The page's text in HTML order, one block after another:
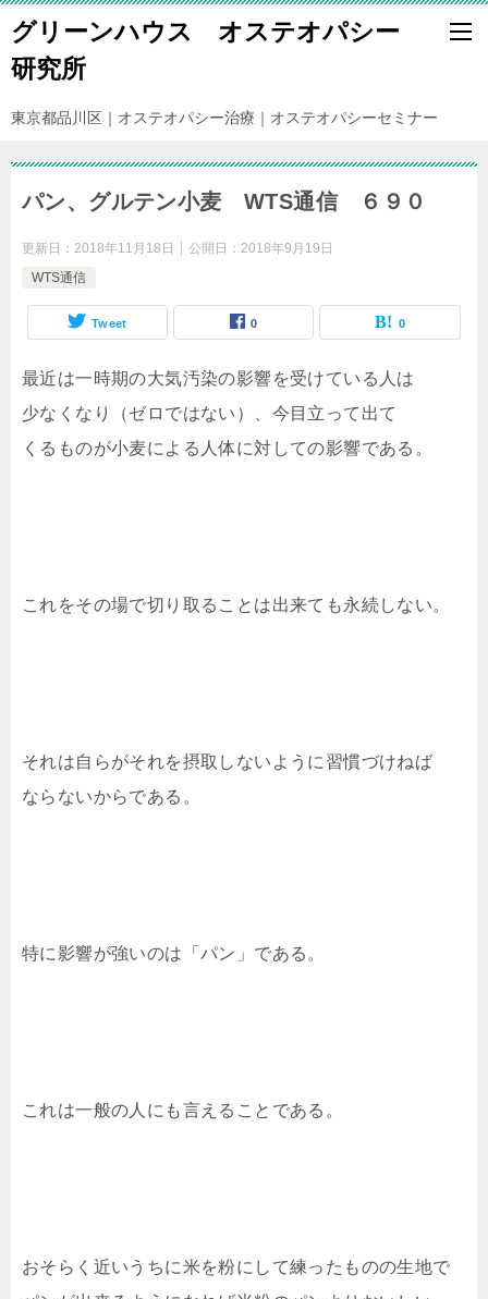
グリーンハウス オステオパシー
研究所
東京都品川区｜オステオパシー治療｜オステオパシーセミナー
パン、グルテン小麦 WTS通信 ６９０
更新日： 2018年11月18日 公開日： 2018年9月19日
WTS通信
Tweet 0 0
最近は一時期の大気汚染の影響を受けている人は
少なくなり（ゼロではない）、今目立って出て
くるものが小麦による人体に対しての影響である。
これをその場で切り取ることは出来ても永続しない。
それは自らがそれを摂取しないように習慣づけねば
ならないからである。
特に影響が強いのは「パン」である。
これは一般の人にも言えることである。
おそらく近いうちに米を粉にして練ったものの生地で